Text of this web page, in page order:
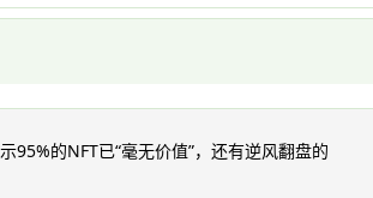
95%的NFT已“毫无价值”，还有逆风翻盘的